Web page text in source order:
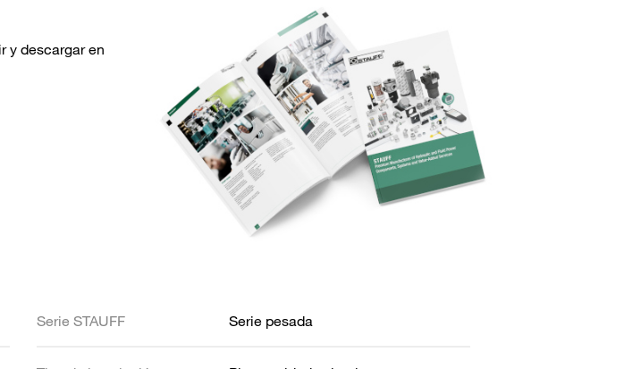
y descargar en
Serie STAUFF Serie pesada